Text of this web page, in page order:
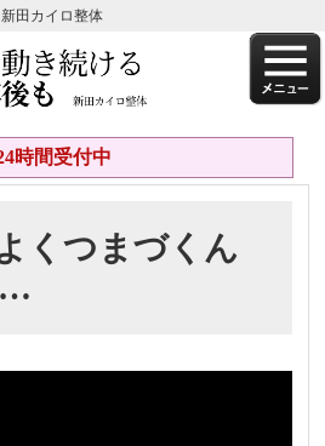
田カイロ整体
時間受付中
くつまづくん
…